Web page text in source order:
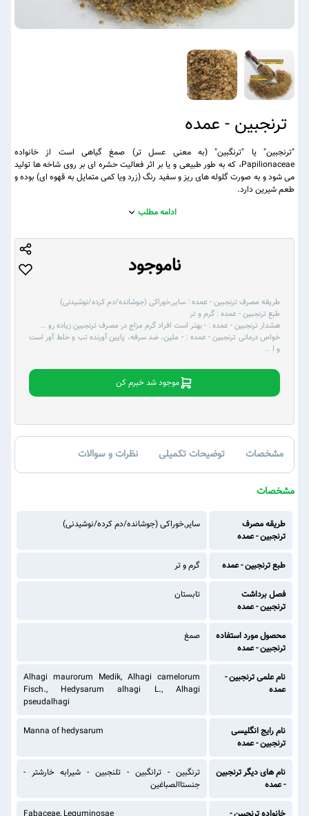
ترنجبین - عمده
"ترنجبین" یا "ترنگبین" (به معنی عسل تر) صمغ گیاهی است از خانواده
Papilionaceae، که به طور طبیعی و یا بر اثر فعالیت حشره ای بر روی شاخه ها تولید
می شود و به صورت گلوله های ریز و سفید رنگ (زرد ویا کمی متمایل به قهوه ای) بوده و
طعم شیرین دارد.
ادامه مطلب
ناموجود
طریقه مصرف ترنجبین - عمده : سایر,خوراکی (جوشانده/دم کرده/نوشیدنی)
طبع ترنجبین - عمده : گرم و تر
هشدار ترنجبین - عمده : - بهتر است افراد گرم مزاج در مصرف ترنجبین زیاده رو...
خواص درمانی ترنجبین - عمده :- ملین، ضد سرفه، پایین آورنده تب و خلط آور است
و ا ...
موجود شد خبرم کن
مشخصات توضیحات تکمیلی نظرات و سوالات
مشخصات
طریقه مصرف
ترنجبین - عمده
سایر,خوراکی (جوشانده/دم کرده/نوشیدنی)
طبع ترنجبین - عمده گرم و تر
فصل برداشت
ترنجبین - عمده
تابستان
محصول مورد استفاده
ترنجبین - عمده
صمغ
نام علمی ترنجبین -
عمده
Alhagi maurorum Medik, Alhagi camelorum
Fisch., Hedysarum alhagi L., Alhagi
pseudalhagi
نام رایج انگلیسی
ترنجبین - عمده
Manna of hedysarum
نام های دیگر ترنجبین
- عمده
ترنگبین - ترانگبین - تلنجبین - شیرابه‌ خارشتر -
جنستاالصباغین